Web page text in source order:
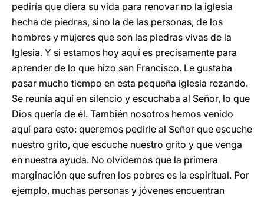
pediría que diera su vida para renovar no la iglesia
hecha de piedras, sino la de las personas, de los
hombres y mujeres que son las piedras vivas de la
Iglesia. Y si estamos hoy aquí es precisamente para
aprender de lo que hizo san Francisco. Le gustaba
pasar mucho tiempo en esta pequeña iglesia rezando.
Se reunía aquí en silencio y escuchaba al Señor, lo que
Dios quería de él. También nosotros hemos venido
aquí para esto: queremos pedirle al Señor que escuche
nuestro grito, que escuche nuestro grito y que venga
en nuestra ayuda. No olvidemos que la primera
marginación que sufren los pobres es la espiritual. Por
ejemplo, muchas personas y jóvenes encuentran